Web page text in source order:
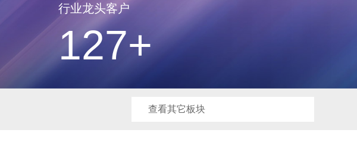
行业龙头客户
127+
查看其它板块